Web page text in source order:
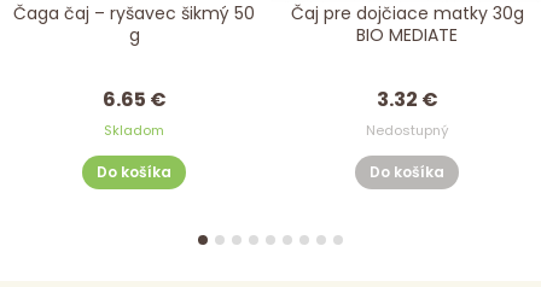
Čaga čaj – ryšavec šikmý 50
g
6.65 €
Skladom
Do košíka
Čaj pre dojčiace matky 30g
BIO MEDIATE
3.32 €
Nedostupný
Do košíka